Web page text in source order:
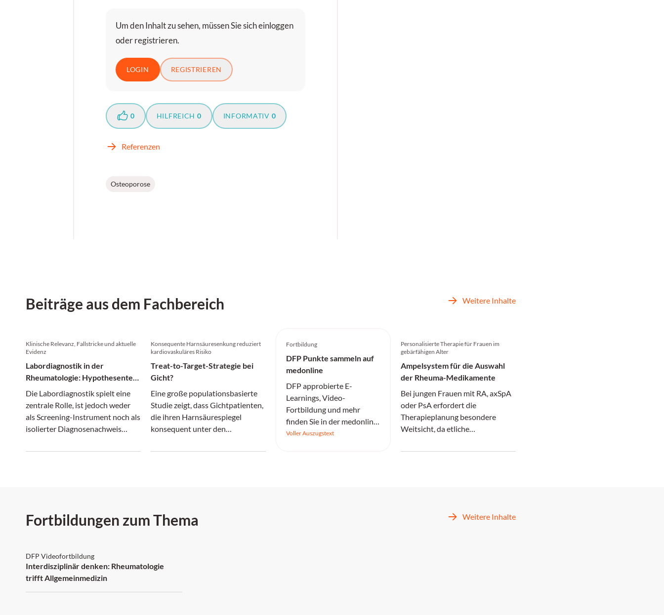
Um den Inhalt zu sehen, müssen Sie sich einloggen
oder registrieren.
LOGIN REGISTRIEREN
0 HILFREICH 0 INFORMATIV 0
Referenzen
Osteoporose
Beiträge aus dem Fachbereich Weitere Inhalte
Klinische Relevanz, Fallstricke und aktuelle
Evidenz
Labordiagnostik in der
Rheumatologie: Hypothesentest
statt Screening
Die Labordiagnostik spielt eine
zentrale Rolle, ist jedoch weder
als Screening-Instrument noch als
isolierter Diagnosenachweis
Autoantikörper und
Konsequente Harnsäuresenkung reduziert
kardiovaskuläres Risiko
Treat-to-Target-Strategie bei
Gicht?
Eine große populationsbasierte
Studie zeigt, dass Gichtpatienten,
die ihren Harnsäurespiegel
konsequent unter den
nicht nur weniger Gichtanfälle
Fortbildung
DFP Punkte sammeln auf
medonline
DFP approbierte E-
Learnings, Video-
Fortbildung und mehr
finden Sie in der medonline
Lernwelt.
Voller Auszugstext
Personalisierte Therapie für Frauen im
gebärfähigen Alter
Ampelsystem für die Auswahl
der Rheuma-Medikamente
Bei jungen Frauen mit RA, axSpA
oder PsA erfordert die
Therapieplanung besondere
Weitsicht, da etliche
Schwangerschaft Risiken bergen.
Fortbildungen zum Thema Weitere Inhalte
DFP: 1 Punkt
DFP Videofortbildung
Interdisziplinär denken: Rheumatologie
trifft Allgemeinmedizin